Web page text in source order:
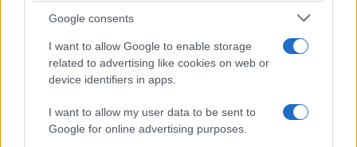
Google consents
I want to allow Google to enable storage
related to advertising like cookies on web or
device identifiers in apps.
I want to allow my user data to be sent to
Google for online advertising purposes.
NECROLOGIE